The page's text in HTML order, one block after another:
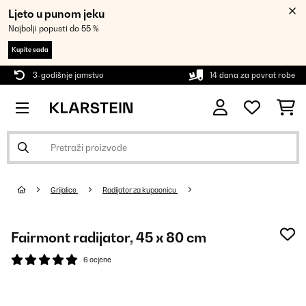
Ljeto u punom jeku
Najbolji popusti do 55 %
Kupite sada
3-godišnje jamstvo 14 dana za povrat robe
Grijalice Radijator za kupaonicu
Fairmont radijator, 45 x 80 cm
6 ocjene